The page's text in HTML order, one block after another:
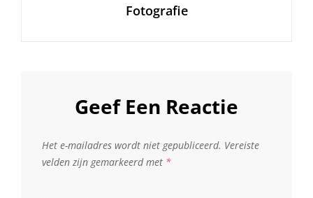
Fotografie
Geef Een Reactie
Het e-mailadres wordt niet gepubliceerd. Vereiste
velden zijn gemarkeerd met *